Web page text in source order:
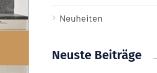
Neuheiten
Neuste Beiträge